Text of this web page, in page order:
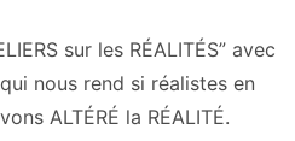
sur les RÉALITÉS” avec
nous rend si réalistes en
ALTÉRÉ la RÉALITÉ.